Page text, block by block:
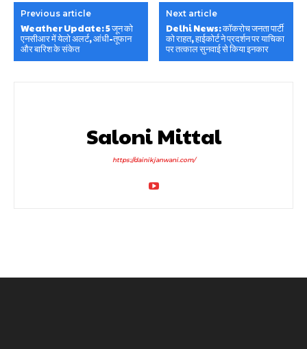
Previous article
Weather Update: 5 जून को
एनसीआर में येलो अलर्ट, आंधी-तूफान
और बारिश के संकेत
Next article
Delhi News: कॉकरोच जनता पार्टी
को राहत, हाईकोर्ट ने प्रदर्शन पर याचिका
पर तत्काल सुनवाई से किया इनकार
Saloni Mittal
https://dainikjanwani.com/